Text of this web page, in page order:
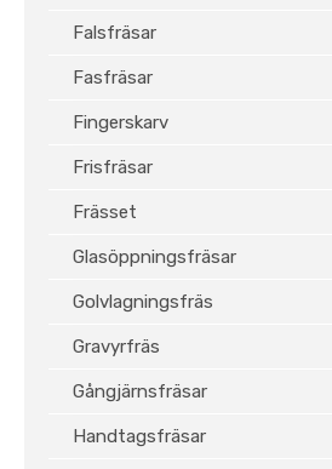
Falsfräsar
Fasfräsar
Fingerskarv
Frisfräsar
Frässet
Glasöppningsfräsar
Golvlagningsfräs
Gravyrfräs
Gångjärnsfräsar
Handtagsfräsar